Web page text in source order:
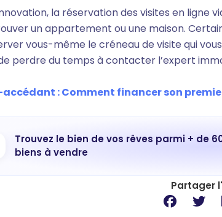
la réservation des visites en ligne
un appartement ou une maison.
vous-même le créneau de visite qui
perdre du temps à contacter l’expert
: Comment financer son
Trouvez le bien de vos rêves parmi + de
biens à vendre
Partager